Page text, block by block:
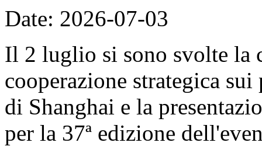
Date: 2026-07-03
Il 2 luglio si sono svolte la
cooperazione strategica
di Shanghai e la
per la 37ª edizione